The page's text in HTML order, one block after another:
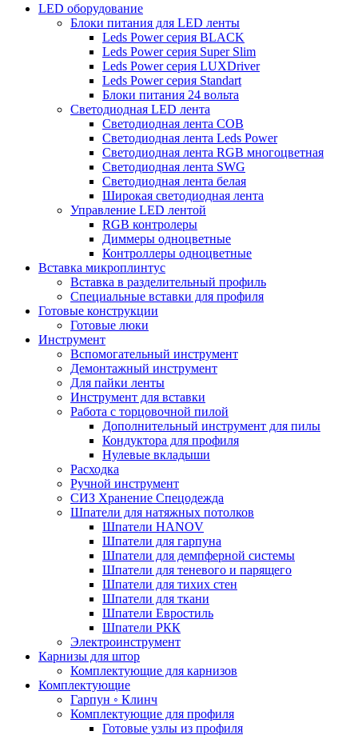
LED оборудование
Блоки питания для LED ленты
Leds Power cерия BLACK
Leds Power cерия Super Slim
Leds Power серия LUXDriver
Leds Power серия Standart
Блоки питания 24 вольта
Светодиодная LED лента
Светодиодная лента COB
Светодиодная лента Leds Power
Светодиодная лента RGB многоцветная
Светодиодная лента SWG
Светодиодная лента белая
Широкая светодиодная лента
Управление LED лентой
RGB контролеры
Диммеры одноцветные
Контроллеры одноцветные
Вставка микроплинтус
Вставка в разделительный профиль
Специальные вставки для профиля
Готовые конструкции
Готовые люки
Инструмент
Вспомогательный инструмент
Демонтажный инструмент
Для пайки ленты
Инструмент для вставки
Работа с торцовочной пилой
Дополнительный инструмент для пилы
Кондуктора для профиля
Нулевые вкладыши
Расходка
Ручной инструмент
СИЗ Хранение Спецодежда
Шпатели для натяжных потолков
Шпатели HANOV
Шпатели для гарпуна
Шпатели для демпферной системы
Шпатели для теневого и парящего
Шпатели для тихих стен
Шпатели для ткани
Шпатели Евростиль
Шпатели РКК
Электроинструмент
Карнизы для штор
Комплектующие для карнизов
Комплектующие
Гарпун ◦ Клинч
Комплектующие для профиля
Готовые узлы из профиля